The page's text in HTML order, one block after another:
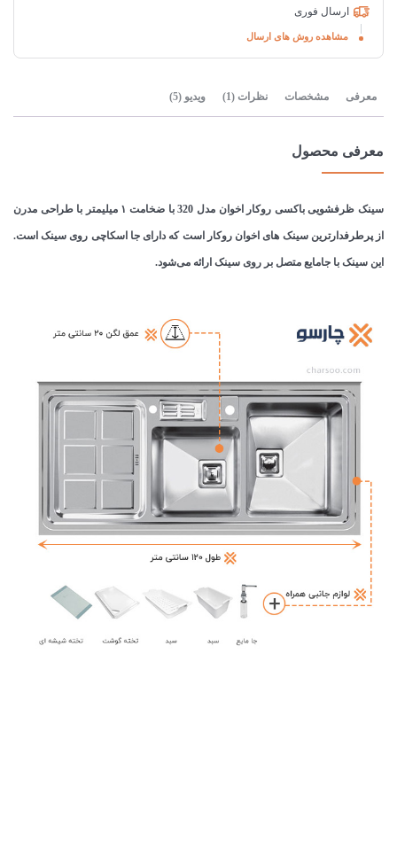
ارسال فوری
مشاهده روش های ارسال
معرفی مشخصات نظرات (1) ویدیو (5)
معرفی محصول
سینک ظرفشویی باکسی روکار اخوان مدل 320 با ضخامت ۱ میلیمتر با طراحی مدرن
از پرطرفدارترین سینک های اخوان روکار است که دارای جا اسکاچی روی سینک است.
این سینک با جامایع متصل بر روی سینک ارائه می‌شود.